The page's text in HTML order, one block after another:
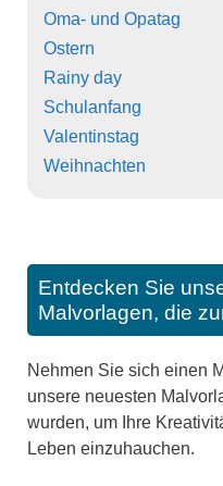
Oma- und Opatag
Ostern
Rainy day
Schulanfang
Valentinstag
Weihnachten
Entdecken Sie
Malvorlagen, die
Nehmen Sie sich einen
unsere neuesten
wurden, um Ihre
Leben einzuhauchen.